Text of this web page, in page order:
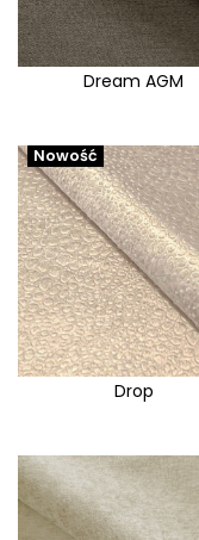
Dream AGM
Nowość
Drop